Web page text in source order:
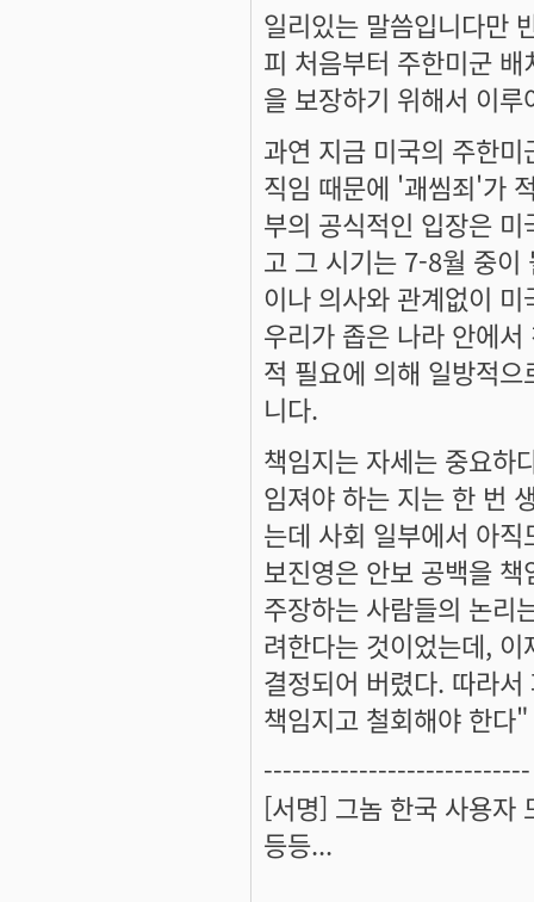
일리있는 말씀입니다만
피 처음부터 주한미군
을 보장하기 위해서 이
과연 지금 미국의 주한
직임 때문에 '괘씸죄'가
부의 공식적인 입장은
고 그 시기는 7-8월 중이
이나 의사와 관계없이
우리가 좁은 나라 안에
적 필요에 의해 일방적
니다.
책임지는 자세는 중요하
임져야 하는 지는 한 번
는데 사회 일부에서 아
보진영은 안보 공백을
주장하는 사람들의 논리
려한다는 것이었는데,
결정되어 버렸다. 따라
책임지고 철회해야 한다
----------------------------
[서명] 그놈 한국 사용자
등등...